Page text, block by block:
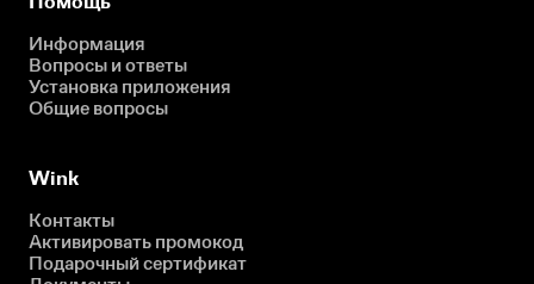
Информация
Вопросы и ответы
Установка приложения
Общие вопросы
Wink
Контакты
Активировать промокод
Подарочный сертификат